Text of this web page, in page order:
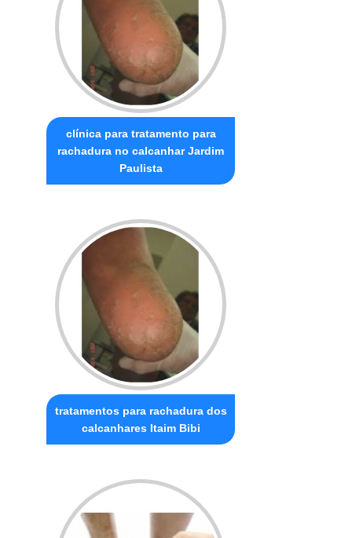
clínica para tratamento para
rachadura no calcanhar Jardim
Paulista
tratamentos para rachadura dos
calcanhares Itaim Bibi